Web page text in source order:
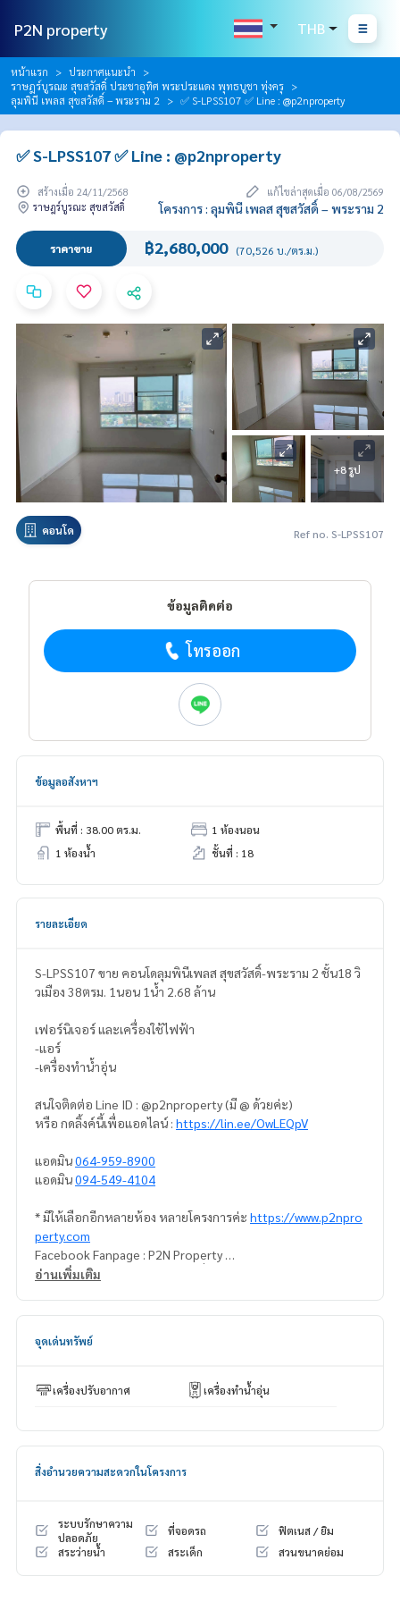
P2N property THB
หน้าแรก
ประกาศแนะนำ
ราษฎร์บูรณะ สุขสวัสดิ์ ประชาอุทิศ พระประแดง พุทธบูชา ทุ่งครุ
ลุมพินี เพลส สุขสวัสดิ์ – พระราม 2
✅ S-LPSS107 ✅ Line : @p2nproperty
✅ S-LPSS107 ✅ Line : @p2nproperty
สร้างเมื่อ 24/11/2568
แก้ไขล่าสุดเมื่อ 06/08/2569
ราษฎร์บูรณะ สุขสวัสดิ์
โครงการ : ลุมพินี เพลส สุขสวัสดิ์ – พระราม 2
ราคาขาย ฿2,680,000 (70,526 บ./ตร.ม.)
+8 รูป
คอนโด Ref no. S-LPSS107
ข้อมูลติดต่อ
โทรออก
ข้อมูลอสังหาฯ
พื้นที่ : 38.00 ตร.ม.
1 ห้องนอน
1 ห้องน้ำ
ชั้นที่ : 18
รายละเอียด
S-LPSS107 ขาย คอนโดลุมพินีเพลส สุขสวัสดิ์-พระราม 2 ชั้น18 วิ
วเมือง 38ตรม. 1นอน 1น้ำ 2.68 ล้าน
เฟอร์นิเจอร์ และเครื่องใช้ไฟฟ้า
-แอร์
-เครื่องทำน้ำอุ่น
สนใจติดต่อ Line ID : @p2nproperty (มี @ ด้วยค่ะ)
หรือ กดลิ้งค์นี้เพื่อแอดไลน์ : https://lin.ee/OwLEQpV
แอดมิน064-959-8900
แอดมิน094-549-4104
* มีให้เลือกอีกหลายห้อง หลายโครงการค่ะ https://www.p2npro
perty.com
Facebook Fanpage : P2N Property
** รับฝาก ขาย-เช่า คอนโด บ้าน ที่ดิน และอสังหาริมทรัพย์ทุกชนิ
อ่านเพิ่มเติม
จุดเด่นทรัพย์
เครื่องปรับอากาศ เครื่องทำน้ำอุ่น
สิ่งอำนวยความสะดวกในโครงการ
ระบบรักษาความ
ปลอดภัย
ที่จอดรถ
ฟิตเนส / ยิม
สระว่ายน้ำ
สระเด็ก สวนขนาดย่อม